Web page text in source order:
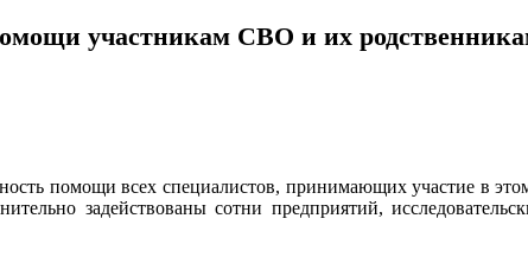
участникам СВО и их
помощи всех специалистов, принимающих участие в
задействованы сотни предприятий,